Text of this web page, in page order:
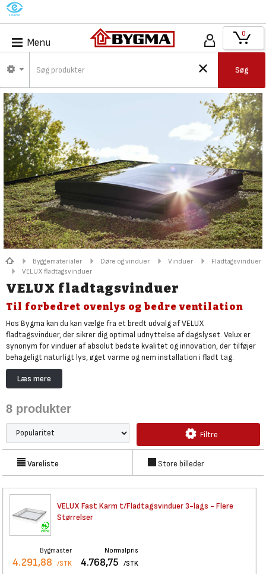
M
Menu
Søg
0
Byggematerialer Døre og vinduer Vinduer
Fladtagsvinduer
VELUX fladtagsvinduer
VELUX fladtagsvinduer
Til forbedret ovenlys og bedre ventilation
Hos Bygma kan du kan vælge fra et bredt udvalg af VELUX
fladtagsvinduer, der sikrer dig optimal udnyttelse af dagslyset. Velux er
synonym for vinduer af absolut bedste kvalitet og innovation, der tilføjer
behageligt naturligt lys, øget varme og nem installation i fladt tag.
Fladtagsvinduerne fra VELUX kommer i to forskellige varianter:
fladtagsvinduet med fast karm, som ikke kan åbnes, og fladtagsvindue
enten buet glas, til taghældning på 0-15°, eller plant glas til taghældning
Bygma fører også
Optilite ovenlyskupler til fladt tag til gode priser,
ligesom du kan købe krydsfinerplader, tagpap og kold asfalt samt isolering
fra både Rockwool og Knauf.
Læs mere
8 produkter
Filtre
Vareliste Store billeder
VELUX Fast Karm t/Fladtagsvinduer 3-lags - Flere
Størrelser
Bygmaster
4.291,88 /STK
Normalpris
4.768,75 /STK